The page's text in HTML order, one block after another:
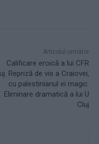
Articolul următor
Calificare eroică a lui CFR
Repriză de vis a Craiovei,
cu palestinianul ei magic.
Eliminare dramatică a lui U
Cluj